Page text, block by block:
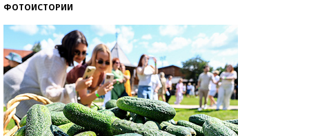
ФОТОИСТОРИИ